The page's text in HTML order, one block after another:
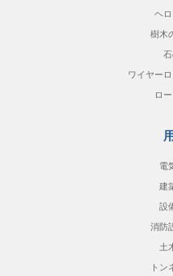
ヘ
樹木
ワイヤー
ロ
電
建
設
消防
土
トン